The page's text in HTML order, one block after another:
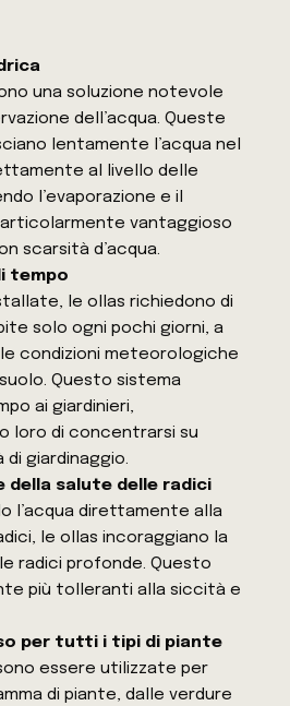
una soluzione notevole
dell’acqua. Queste
lentamente l’acqua nel
al livello delle
l’evaporazione e il
vantaggioso
scarsità d’acqua.
tempo
le ollas richiedono di
solo ogni pochi giorni, a
condizioni meteorologiche
Questo sistema
ai giardinieri,
loro di concentrarsi su
giardinaggio.
della salute delle radici
l’acqua direttamente alla
le ollas incoraggiano la
radici profonde. Questo
più tolleranti alla siccità e
per tutti i tipi di piante
essere utilizzate per
di piante, dalle verdure